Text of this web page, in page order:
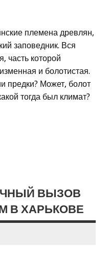
племена древлян,
заповедник. Вся
часть которой
и болотистая.
предки? Может, болот
тогда был климат?
ВЫЗОВ
В ХАРЬКОВЕ